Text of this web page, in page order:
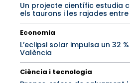
Un projecte científic estudia
els taurons i les rajades
Economia
L’eclipsi solar impulsa un 32
València
Ciència i tecnologia